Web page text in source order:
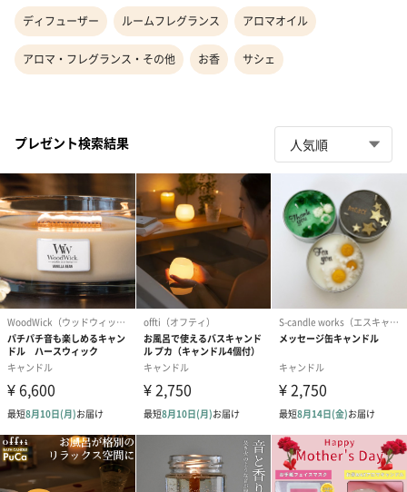
ディフューザー ルームフレグランス アロマオイル
アロマ・フレグランス・その他 お香 サシェ
プレゼント検索結果